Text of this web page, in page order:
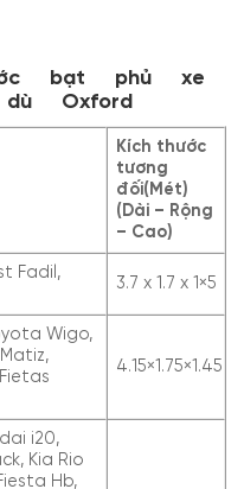
bạt phủ xe
Oxford
Kích thước
tương
đối(Mét)
(Dài – Rộng
– Cao)
Fadil,
3.7 x 1.7 x 1×5
Wigo,
4.15×1.75×1.45
i20,
Kia Rio
Hb,